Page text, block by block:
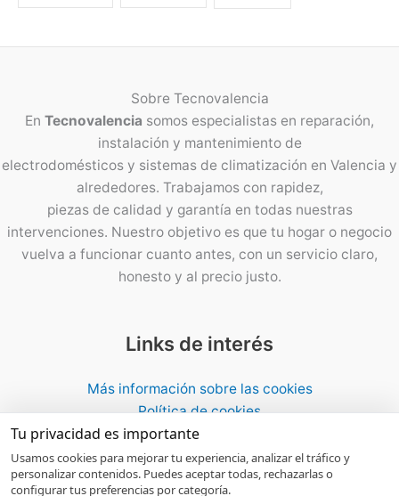
Sobre Tecnovalencia
En Tecnovalencia somos especialistas en reparación,
instalación y mantenimiento de
electrodomésticos y sistemas de climatización en Valencia y
alrededores. Trabajamos con rapidez,
piezas de calidad y garantía en todas nuestras
intervenciones. Nuestro objetivo es que tu hogar o negocio
vuelva a funcionar cuanto antes, con un servicio claro,
honesto y al precio justo.
Links de interés
Más información sobre las cookies
Política de cookies
Politíca de Privacidad AVISO LEGAL
Mapa del Sitio WEB
Tu privacidad es importante
Usamos cookies para mejorar tu experiencia, analizar el tráfico y
personalizar contenidos. Puedes aceptar todas, rechazarlas o
configurar tus preferencias por categoría.